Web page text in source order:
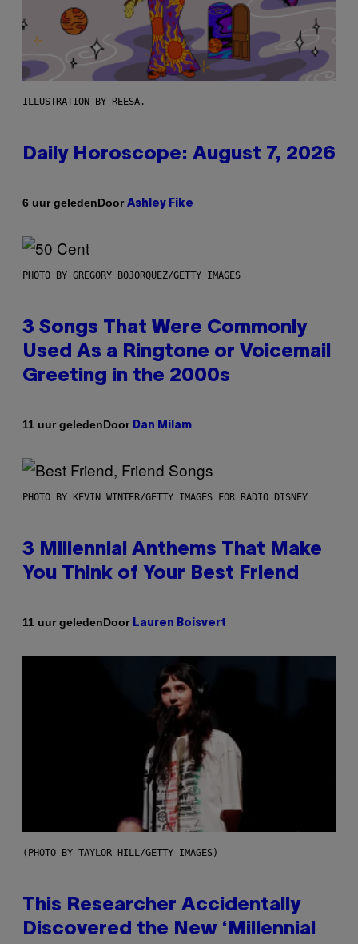
ILLUSTRATION BY REESA.
Daily Horoscope: August 7, 2026
6 uur geledenDoor Ashley Fike
PHOTO BY GREGORY BOJORQUEZ/GETTY IMAGES
3 Songs That Were Commonly
Used As a Ringtone or Voicemail
Greeting in the 2000s
11 uur geledenDoor Dan Milam
PHOTO BY KEVIN WINTER/GETTY IMAGES FOR RADIO DISNEY
3 Millennial Anthems That Make
You Think of Your Best Friend
11 uur geledenDoor Lauren Boisvert
(PHOTO BY TAYLOR HILL/GETTY IMAGES)
This Researcher Accidentally
Discovered the New ‘Millennial